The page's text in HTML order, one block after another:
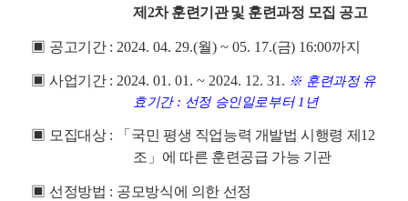
제 2차 훈련기관 및 훈련과정 모집 공고
▣ 공고기간 : 2024. 04. 29.(월) ~ 05. 17.(금) 16:00까지
▣ 사업기간 : 2024. 01. 01. ~ 2024. 12. 31. ※ 훈련과정 유
효기간 : 선정 승인일로부터 1 년
▣ 모집대상 : 「 국민 평생 직업능력 개발법 시행령 제 12
조 」 에 따른 훈련공급 가능 기관
▣ 선정방법 : 공모방식에 의한 선정